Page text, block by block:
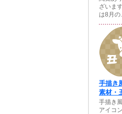
ざいま
は8月の
手描き
素材・
手描き
アイコ